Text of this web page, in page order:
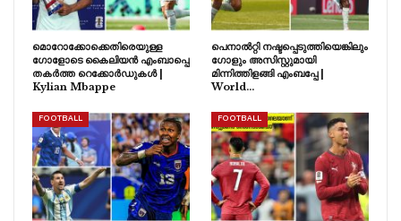
മൊറോക്കോക്കെതിരെയുള്ള
ഗോളോടെ കൈലിയൻ എംബാപ്പെ
തകർത്ത റെക്കോർഡുകൾ |
Kylian Mbappe
പെനാൽറ്റി നഷ്ടപ്പെടുത്തിയെങ്കിലും
ഗോളും അസിസ്റ്റുമായി
മിന്നിത്തിളങ്ങി എംബപ്പേ |
World…
FOOTBALL FOOTBALL